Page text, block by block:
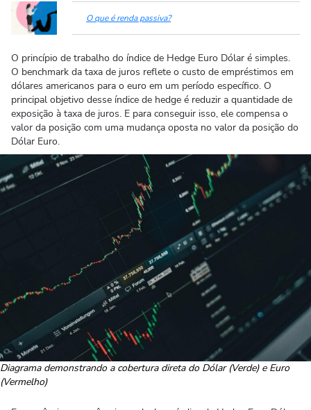
O que é renda passiva?
O princípio de trabalho do índice de Hedge Euro Dólar é simples.
O benchmark da taxa de juros reflete o custo de empréstimos em
dólares americanos para o euro em um período específico. O
principal objetivo desse índice de hedge é reduzir a quantidade de
exposição à taxa de juros. E para conseguir isso, ele compensa o
valor da posição com uma mudança oposta no valor da posição do
Dólar Euro.
Diagrama demonstrando a cobertura direta do Dólar (Verde) e Euro
(Vermelho)